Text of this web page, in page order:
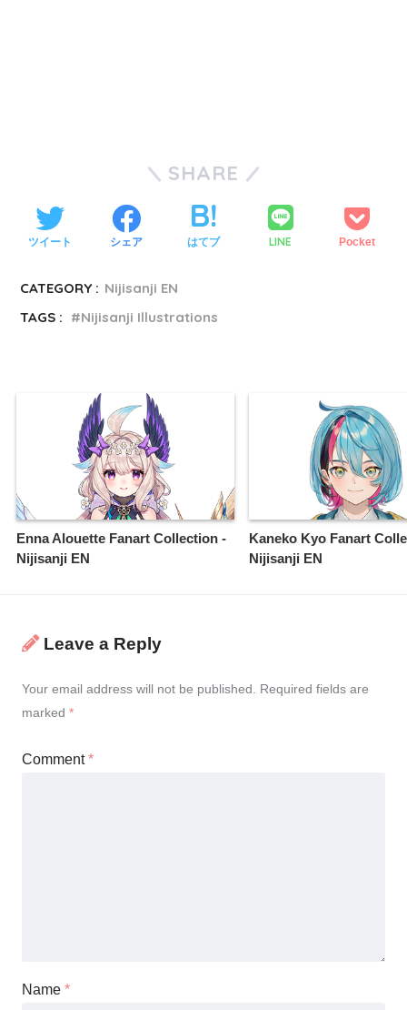
SHARE
ツイート シェア はてブ LINE Pocket
CATEGORY : Nijisanji EN
TAGS :
Nijisanji Illustrations
Enna Alouette Fanart Collection -
Nijisanji EN
Kaneko Kyo Fanart
Nijisanji EN
Leave a Reply
Your email address will not be published. Required fields are
marked *
Comment*
Name *